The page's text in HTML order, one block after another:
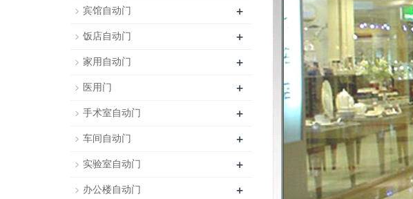
宾馆自动门 +
饭店自动门 +
家用自动门 +
医用门 +
手术室自动门 +
车间自动门 +
实验室自动门 +
办公楼自动门 +